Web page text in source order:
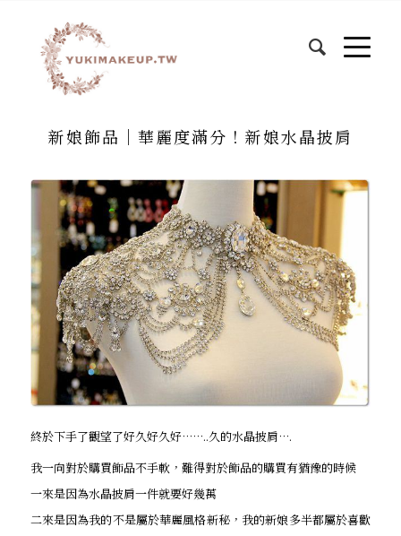
新娘飾品│華麗度滿分！新娘水晶披肩
終於下手了觀望了好久好久好……..久的水晶披肩….
我一向對於購買飾品不手軟，難得對於飾品的購買有猶豫的時候
一來是因為水晶披肩一件就要好幾萬
二來是因為我的不是屬於華麗風格新秘，我的新娘多半都屬於喜歡